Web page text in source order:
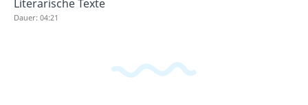
Literarische Texte
Dauer: 04:21